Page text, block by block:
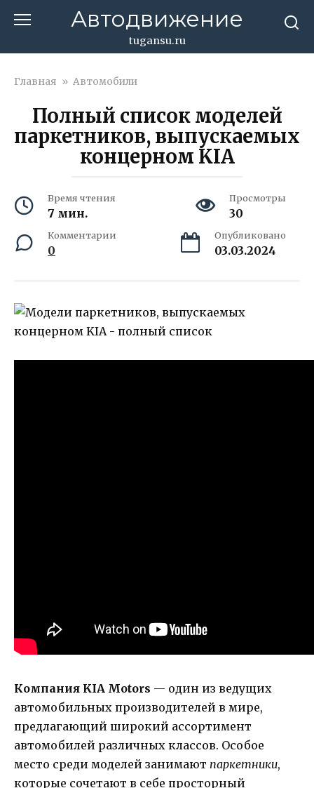
Автодвижение
tugansu.ru
Главная » Автомобили
Полный список моделей
паркетников, выпускаемых
концерном KIA
Время чтения
7 мин.
Просмотры
30
Комментарии
0
Опубликовано
03.03.2024
Компания KIA Motors — один из ведущих
автомобильных производителей в мире,
предлагающий широкий ассортимент
автомобилей различных классов. Особое
место среди моделей занимают паркетники,
которые сочетают в себе просторный